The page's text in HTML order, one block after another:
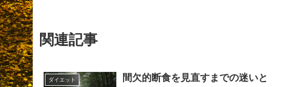
関連記事
ダイエット
間欠的断食を見直すまでの迷いと